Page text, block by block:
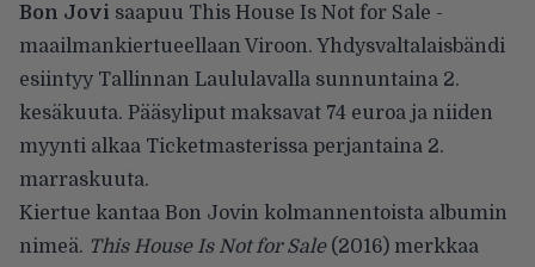
Bon Jovi saapuu This House Is Not for Sale -
maailmankiertueellaan Viroon. Yhdysvaltalaisbändi
esiintyy Tallinnan Laululavalla sunnuntaina 2.
kesäkuuta. Pääsyliput maksavat 74 euroa ja niiden
myynti alkaa Ticketmasterissa perjantaina 2.
marraskuuta.
Kiertue kantaa Bon Jovin kolmannentoista albumin
nimeä. This House Is Not for Sale(2016) merkkaa